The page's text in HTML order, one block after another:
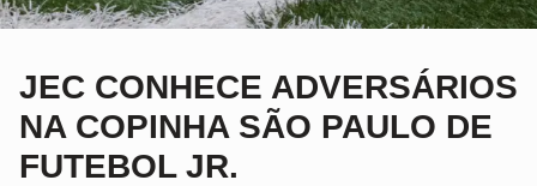
JEC CONHECE ADVERSÁRIOS
NA COPINHA SÃO PAULO DE
FUTEBOL JR.